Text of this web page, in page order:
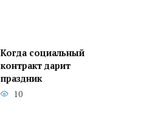
Когда социальный
контракт дарит
праздник
10